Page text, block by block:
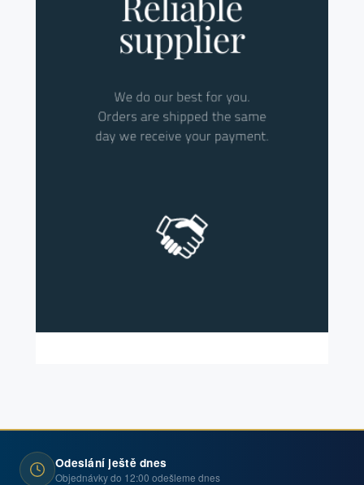
Odeslání ještě dnes
Objednávky do 12:00 odešleme dnes